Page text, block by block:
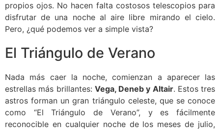
propios ojos. No hacen falta costosos telescopios para
disfrutar de una noche al aire libre mirando el cielo.
Pero, ¿qué podemos ver a simple vista?
El Triángulo de Verano
Nada más caer la noche, comienzan a aparecer las
estrellas más brillantes: Vega, Deneb y Altair. Estos tres
astros forman un gran triángulo celeste, que se conoce
como “El Triángulo de Verano”, y es fácilmente
reconocible en cualquier noche de los meses de julio,